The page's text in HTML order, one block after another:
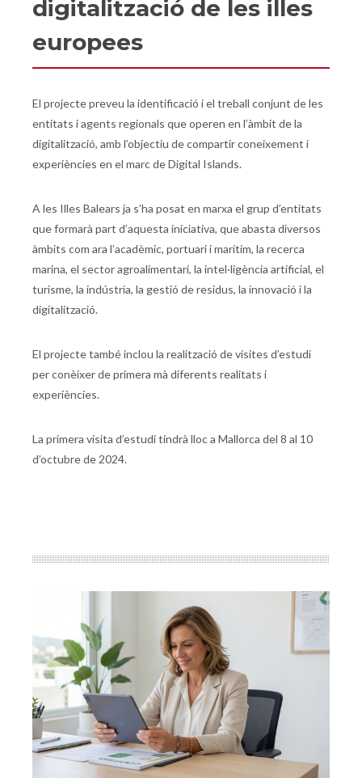
digitalització de les illes
europees
El projecte preveu la identificació i el treball conjunt de les
entitats i agents regionals que operen en l’àmbit de la
digitalització, amb l’objectiu de compartir coneixement i
experiències en el marc de Digital Islands.
A les Illes Balears ja s’ha posat en marxa el grup d’entitats
que formarà part d’aquesta iniciativa, que abasta diversos
àmbits com ara l’acadèmic, portuari i marítim, la recerca
marina, el sector agroalimentari, la intel·ligència artificial, el
turisme, la indústria, la gestió de residus, la innovació i la
digitalització.
El projecte també inclou la realització de visites d’estudi
per conèixer de primera mà diferents realitats i
experiències.
La primera visita d’estudi tindrà lloc a Mallorca del 8 al 10
d’octubre de 2024.